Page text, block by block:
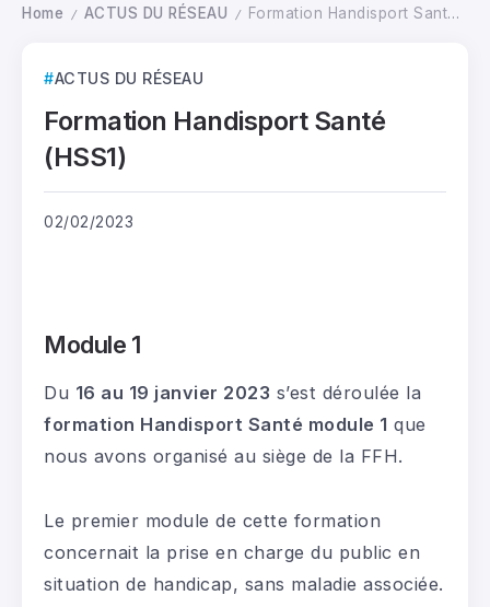
Home / ACTUS DU RÉSEAU / Formation Handisport Santé (HSS1)
ACTUS DU RÉSEAU
Formation Handisport Santé
(HSS1)
02/02/2023
Module 1
Du 16 au 19 janvier 2023 s’est déroulée la
formation Handisport Santé module 1 que
nous avons organisé au siège de la FFH.
Le premier module de cette formation
concernait la prise en charge du public en
situation de handicap, sans maladie associée.